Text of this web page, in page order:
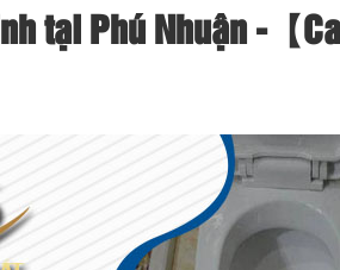
tại Phú Nhuận -【